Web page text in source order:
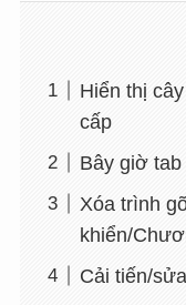
Hiển thị
cấp
Bây giờ
Xóa trình
khiển/
Cải tiến/